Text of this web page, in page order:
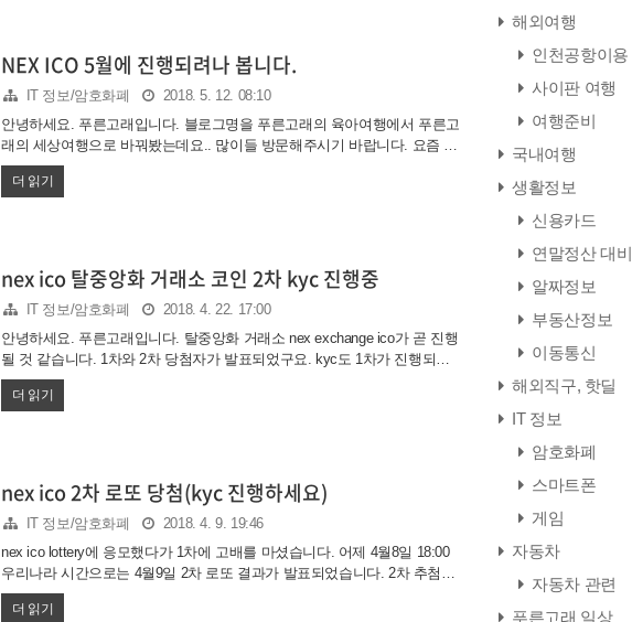
여자들의 속을 많이 태웠는데요. 드디어 일정이 발표가 되었습니다. 짜잔~
라운드1이 바로 9월3일부터 시작됩니다. 5일간 진행되는데요. 9월7일 금요
일까지 입니다. 이건 선착순이 아니기 때문에 당..
NEX ICO 5월에 진행되려나 봅니다.
IT 정보/암호화폐
2018. 5. 12. 08:10
안녕하세요. 푸른고래입니다. 블로그명을 푸른고래의 육아여행에서 푸른고
래의 세상여행으로 바꿔봤는데요.. 많이들 방문해주시기 바랍니다. 요즘 제
가 매일 체크하는 것 중 하나가 바로 NEX ICO 일정입니다. 4월달에 진행하
기로 되어있었는데 계속 밀리는 느낌이네요. 아직까지 일정발표가 안되었
명이 이 토큰세일을 기다리고 있습니다. 넥스는 추첨으로 이만오천명을 발
표했는데요. 그들이 진행한 KYC만도 만만치 않을 겁니다. 홈페이지에 토큰
세일일정도 수정되어 있습니다. 2차 당첨자들 KYC가 30..
더 읽기
nex ico 탈중앙화 거래소 코인 2차 kyc 진행중
IT 정보/암호화폐
2018. 4. 22. 17:00
안녕하세요. 푸른고래입니다. 탈중앙화 거래소 nex exchange ico가 곧 진행
될 것 같습니다. 1차와 2차 당첨자가 발표되었구요. kyc도 1차가 진행되고
완료되었습니다. 그 뒤 언제 ico가 진행될지 목 빠지게 기다리시는 분들이
많네요. 2차 당첨자들은 kyc등록이 4월14일날 마감되었는데요. 그 이후 진
참여를 원하시는 분들은 하셔야겠죠? 일정표를 보면 4/21일부터 28일까지
두번째 ico에 참석하려는 사람들 대상으로 서류제출절차가 진행중입니다.
nex가 유명해서 ..
더 읽기
nex ico 2차 로또 당첨(kyc 진행하세요)
IT 정보/암호화폐
2018. 4. 9. 19:46
nex ico lottery에 응모했다가 1차에 고배를 마셨습니다. 어제 4월8일 18:00
우리나라 시간으로는 4월9일 2차 로또 결과가 발표되었습니다. 2차 추첨은
1차 당첨자 중 중도포기자? kyc를 안하거나..해서 제외된 사람들 자리를 대
신 할 사람을 뽑는 방식이었는데요. 혹시나 하는 마음에 계속 기다리고 있
더 읽기
해외여행
인천공항이용
사이판 여행
여행준비
국내여행
생활정보
신용카드
연말정산 대비
알짜정보
부동산정보
이동통신
해외직구, 핫딜
IT 정보
암호화폐
스마트폰
게임
자동차
자동차 관련
푸른고래 일상